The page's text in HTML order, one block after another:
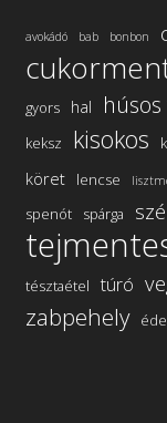
avokádó bab bonbon
gyors hal
keksz kisokos
köret lencse
spenót spárga
tésztaétel túró
zabpehely